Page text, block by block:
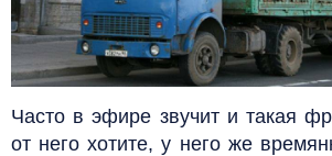
Часто в эфире звучит и такая
от него хотите, у него же